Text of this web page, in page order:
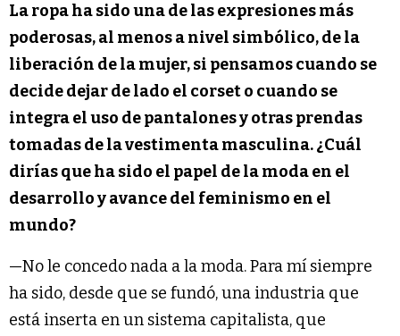
La ropa ha sido una de las expresiones más
poderosas, al menos a nivel simbólico, de la
liberación de la mujer, si pensamos cuando se
decide dejar de lado el corset o cuando se
integra el uso de pantalones y otras prendas
tomadas de la vestimenta masculina. ¿Cuál
dirías que ha sido el papel de la moda en el
desarrollo y avance del feminismo en el
mundo?
—No le concedo nada a la moda. Para mí siempre
ha sido, desde que se fundó, una industria que
está inserta en un sistema capitalista, que